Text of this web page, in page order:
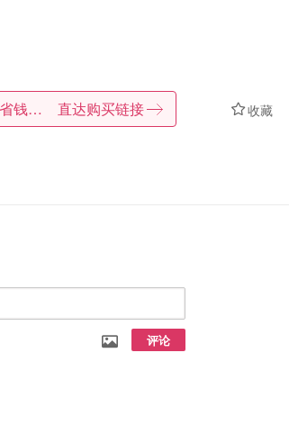
收藏
Dealmoon英国省钱快报 直达购买链接
评论